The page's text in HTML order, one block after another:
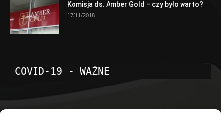
Komisja ds. Amber Gold – czy było warto?
17/11/2018
COVID-19 - WAŻNE